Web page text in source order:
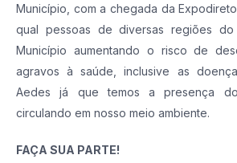
Município, com a chegada da
qual pessoas de diversas regiões
Município aumentando o risco de
agravos à saúde, inclusive as
Aedes já que temos a presença
circulando em nosso meio ambiente.
FAÇA SUA PARTE!